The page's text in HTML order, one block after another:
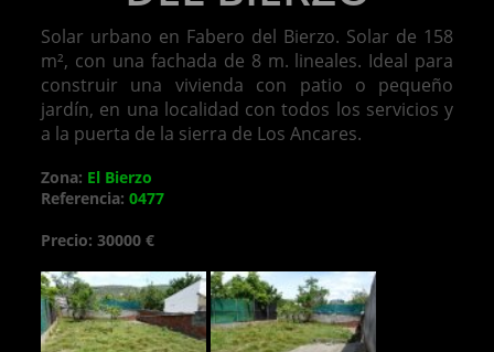
Solar urbano en Fabero del Bierzo. Solar de 158
m², con una fachada de 8 m. lineales. Ideal para
construir una vivienda con patio o pequeño
jardín, en una localidad con todos los servicios y
a la puerta de la sierra de Los Ancares.
Zona: El Bierzo
Referencia: 0477
Precio: 30000 €